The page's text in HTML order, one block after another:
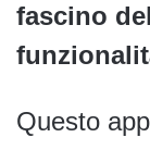
fascino
Questo